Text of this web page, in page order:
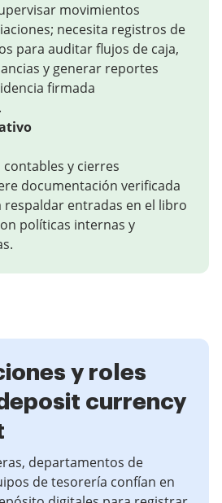
movimientos
necesita registros de
para auditar flujos de caja,
y generar reportes
firmada
y cierres
documentación verificada
respaldar entradas en el libro
políticas internas y
y roles
currency
departamentos de
de tesorería confían en